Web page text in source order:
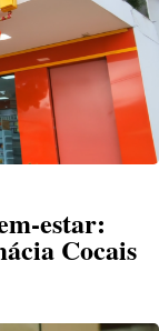
estar:
Cocais